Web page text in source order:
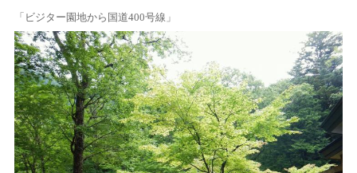
「ビジター園地から国道400号線」